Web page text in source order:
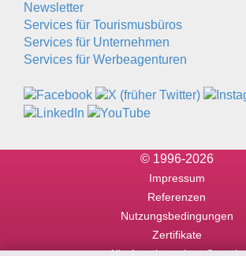
Newsletter
Services für Tourismusbüros
Services für Unternehmen
Services für Werbeagenturen
© 1996-2026
Impressum
Referenzen
Nutzungsbedingungen
Zertifikate
Alle Angaben ohne Gewähr